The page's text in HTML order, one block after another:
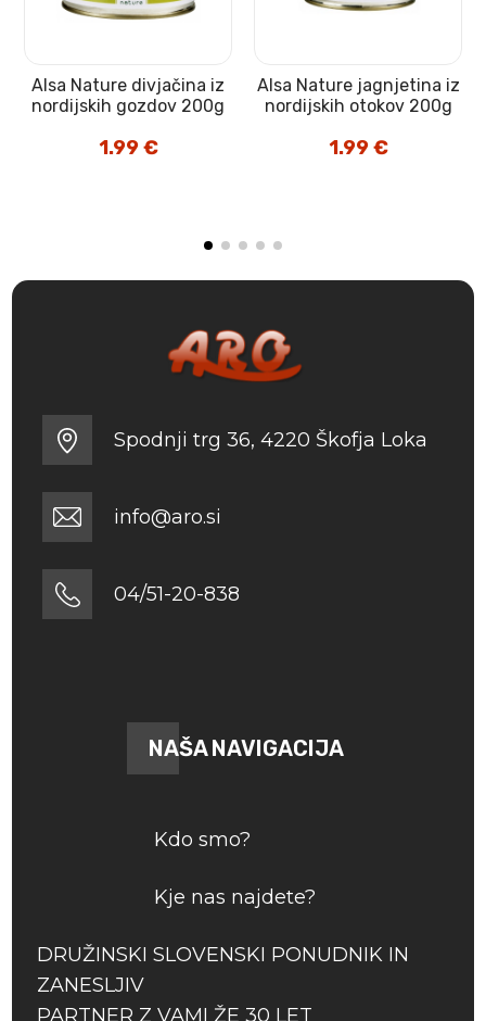
Alsa Nature divjačina iz
nordijskih gozdov 200g
1.99€
Alsa Nature jagnjetina iz
nordijskih otokov 200g
1.99€
Spodnji trg 36, 4220 Škofja Loka
info@aro.si
04/51-20-838
NAŠA NAVIGACIJA
Kdo smo?
Kje nas najdete?
DRUŽINSKI SLOVENSKI PONUDNIK IN
ZANESLJIV
PARTNER Z VAMI ŽE 30 LET